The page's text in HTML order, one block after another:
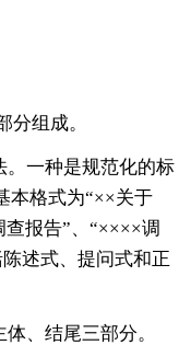
分组成。
。一种是规范化的标
本格式为“××关于
报告”、“××××调
述式、提问式和正
、结尾三部分。